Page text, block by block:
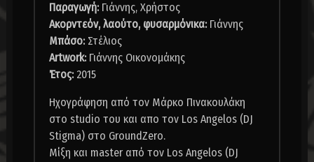
Παραγωγή:Γιάννης, Χρήστος
Ακορντεόν, λαούτο, φυσαρμόνικα:Γιάννης
Μπάσο:Στέλιος
Artwork:Γιάννης Οικονομάκης
Έτος:2015
Ηχογράφηση από τον Μάρκο Πινακουλάκη
στο studio του και απο τον Los Angelos (DJ
Stigma) στο GroundZero.
Mίξη και master από τον Los Angelos (DJ